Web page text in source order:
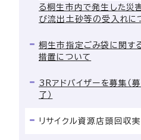
る桐生市内で発生した災
び流出土砂等の受入れに
桐生市指定ごみ袋に関す
措置について
3Rアドバイザーを募集（
了）
リサイクル資源店頭回収